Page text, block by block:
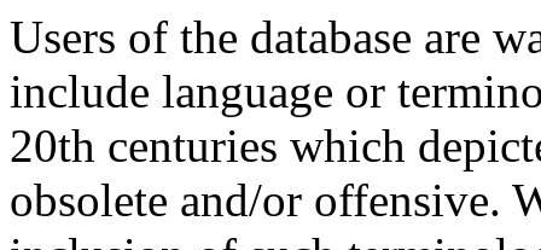
Users of the database are
include language or
20th centuries which
obsolete and/or offensive.